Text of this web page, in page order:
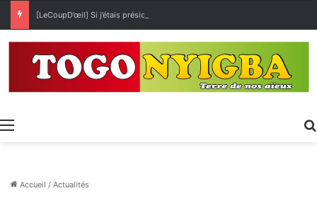
[LeCoupD’œil] Si j’étais président, ce que je ferai des « Évalas »
Menu
Accueil / Actualités